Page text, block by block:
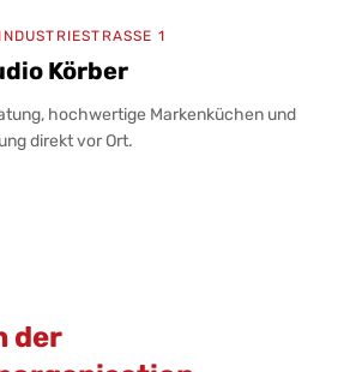
1
Körber
hochwertige Markenküchen und
direkt vor Ort.
der